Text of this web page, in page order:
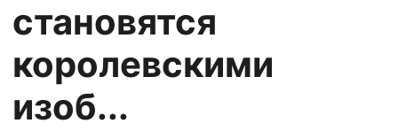
становятся
королевскими
изоб...